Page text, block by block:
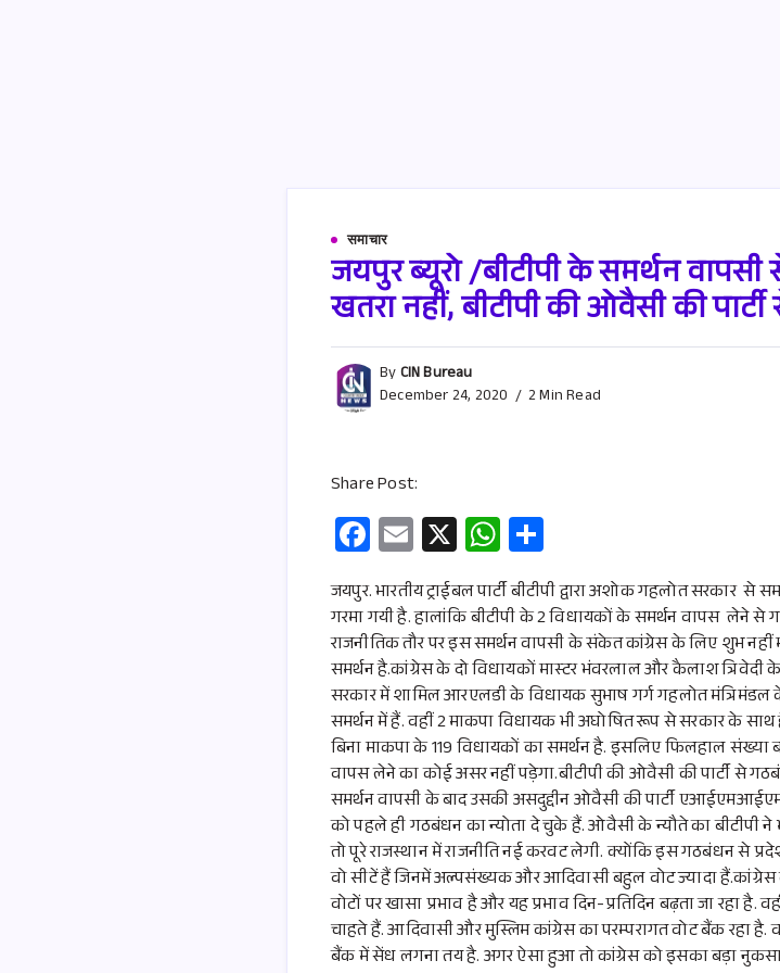
समाचार
जयपुर ब्यूरो /बीटीपी के समर्थन
खतरा नहीं, बीटीपी की ओवैसी की
ByCIN Bureau
December 24, 2020
2 Min Read
Share Post:
Fa
ce
b
o
o
k
E
m
ail
X W
h
at
s
A
p
p
h
ar
e
जयपुर. भारतीय ट्राईबल पार्टी बीटीपी द्वारा अशोक गहलोत सरकार
गरमा गयी है. हालांकि बीटीपी के 2 विधायकों के समर्थन वापस लेने
राजनीतिक तौर पर इस समर्थन वापसी के संकेत कांग्रेस के लिए शुभ नहीं
समर्थन है.कांग्रेस के दो विधायकों मास्टर भंवरलाल और कैलाश
सरकार में शामिल आरएलडी के विधायक सुभाष गर्ग गहलोत
समर्थन में हैं. वहीं 2 माकपा विधायक भी अघोषित रूप से सरकार के
बिना माकपा के 119 विधायकों का समर्थन है. इसलिए फिलहाल
वापस लेने का कोई असर नहीं पड़ेगा.बीटीपी की ओवैसी की पार्टी से
समर्थन वापसी के बाद उसकी असदुद्दीन ओवैसी की पार्टी
को पहले ही गठबंधन का न्योता दे चुके हैं. ओवैसी के न्यौते का बीटीपी
तो पूरे राजस्थान में राजनीति नई करवट लेगी. क्योंकि इस गठबंधन से
वो सीटें हैं जिनमें अल्पसंख्यक और आदिवासी बहुल वोट ज्यादा
वोटों पर खासा प्रभाव है और यह प्रभाव दिन-प्रतिदिन बढ़ता जा रहा
चाहते हैं. आदिवासी और मुस्लिम कांग्रेस का परम्परागत वोट बैंक रहा
बैंक में सेंध लगना तय है. अगर ऐसा हुआ तो कांग्रेस को इसका बड़ा